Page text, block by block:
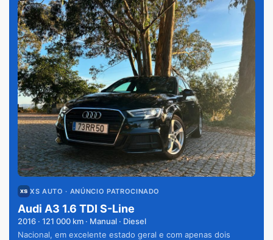
XS AUTO · ANÚNCIO PATROCINADO
Audi A3 1.6 TDI S-Line
2016 · 121 000 km · Manual · Diesel
Nacional, em excelente estado geral e com apenas dois